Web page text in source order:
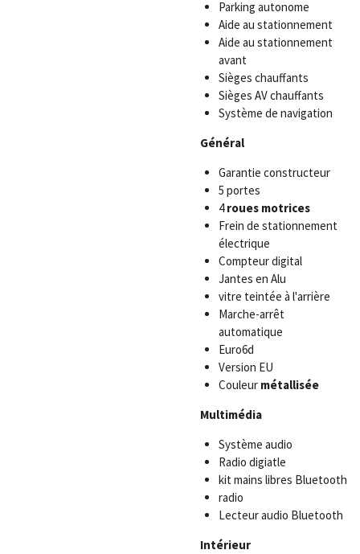
Parking autonome
Aide au stationnement
Aide au stationnement
avant
Sièges chauffants
Sièges AV chauffants
Système de navigation
Général
Garantie constructeur
5 portes
4roues motrices
Frein de stationnement
électrique
Compteur digital
Jantes en Alu
vitre teintée à l'arrière
Marche-arrêt
automatique
Euro6d
Version EU
Couleur métallisée
Multimédia
Système audio
Radio digiatle
kit mains libres Bluetooth
radio
Lecteur audio Bluetooth
Intérieur